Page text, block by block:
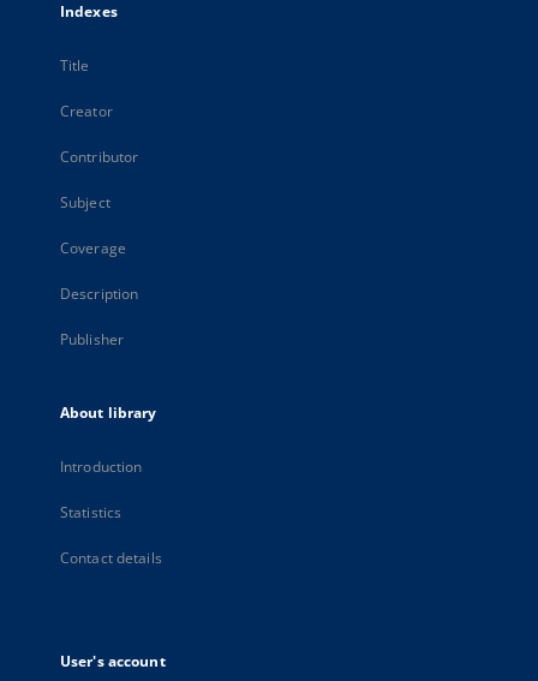
Indexes
Title
Creator
Contributor
Subject
Coverage
Description
Publisher
About library
Introduction
Statistics
Contact details
User's account